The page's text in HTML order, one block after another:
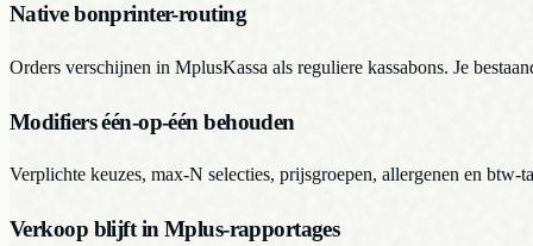
Native bonprinter-routing
Orders verschijnen in MplusKassa als reguliere kassabons. Je
Modifiers één-op-één behouden
Verplichte keuzes, max-N selecties, prijsgroepen, allergenen en
Verkoop blijft in Mplus-rapportages